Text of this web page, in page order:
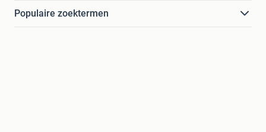
Populaire zoektermen